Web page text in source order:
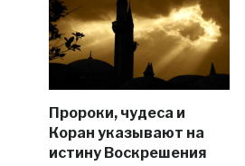
Пророки, чудеса и
Коран указывают на
истину Воскрешения